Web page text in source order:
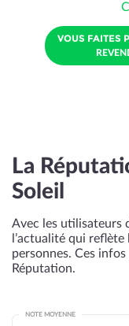
VOUS FAITES
La
Soleil
Avec les utilisateurs
l’actualité qui
personnes. Ces
Réputation.
NOTE MOYENNE